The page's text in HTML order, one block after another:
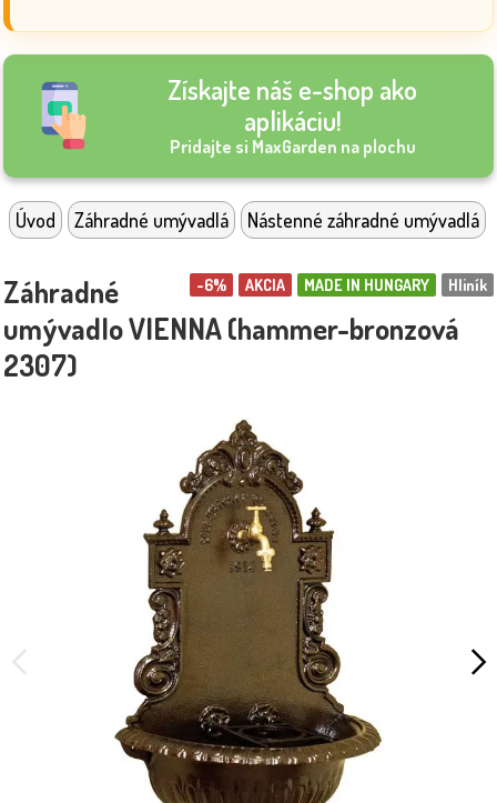
Získajte náš e-shop ako
aplikáciu!
Pridajte si MaxGarden na plochu
Úvod Záhradné umývadlá Nástenné záhradné umývadlá
Hliník
MADE IN HUNGARY
AKCIA
-6%
Záhradné
umývadlo VIENNA (hammer-bronzová
2307)